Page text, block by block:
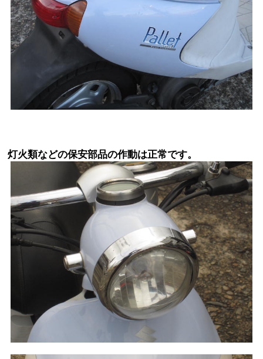
灯火類などの保安部品の作動は正常です。